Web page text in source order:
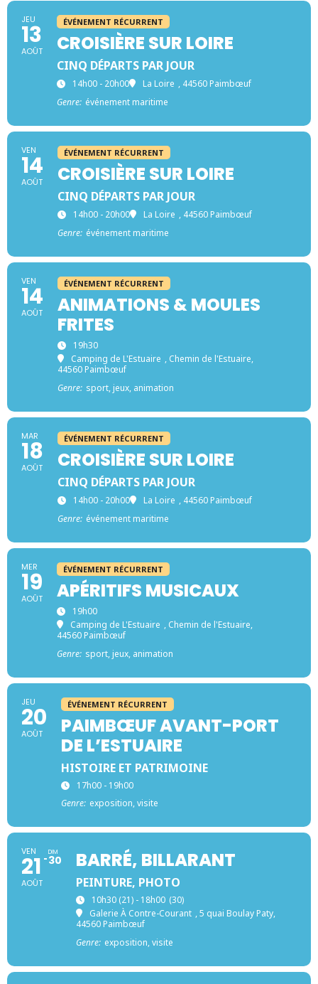
JEU
13
AOÛT
ÉVÉNEMENT RÉCURRENT
CROISIÈRE SUR LOIRE
CINQ DÉPARTS PAR JOUR
14h00 - 20h00 La Loire , 44560 Paimbœuf
Genre: événement maritime
VEN
14
AOÛT
ÉVÉNEMENT RÉCURRENT
CROISIÈRE SUR LOIRE
CINQ DÉPARTS PAR JOUR
14h00 - 20h00 La Loire , 44560 Paimbœuf
Genre: événement maritime
VEN
14
AOÛT
ÉVÉNEMENT RÉCURRENT
ANIMATIONS & MOULES
FRITES
19h30
Camping de L'Estuaire , Chemin de l'Estuaire,
44560 Paimbœuf
Genre: sport, jeux, animation
MAR
18
AOÛT
ÉVÉNEMENT RÉCURRENT
CROISIÈRE SUR LOIRE
CINQ DÉPARTS PAR JOUR
14h00 - 20h00 La Loire , 44560 Paimbœuf
Genre: événement maritime
MER
19
AOÛT
ÉVÉNEMENT RÉCURRENT
APÉRITIFS MUSICAUX
19h00
Camping de L'Estuaire , Chemin de l'Estuaire,
44560 Paimbœuf
Genre: sport, jeux, animation
JEU
20
AOÛT
ÉVÉNEMENT RÉCURRENT
PAIMBŒUF AVANT-PORT
DE L’ESTUAIRE
HISTOIRE ET PATRIMOINE
17h00 - 19h00
Genre: exposition, visite
VEN
21
AOÛT
DIM
30 BARRÉ, BILLARANT
PEINTURE, PHOTO
10h30 (21) - 18h00 (30)
Galerie À Contre-Courant , 5 quai Boulay Paty,
44560 Paimbœuf
Genre: exposition, visite